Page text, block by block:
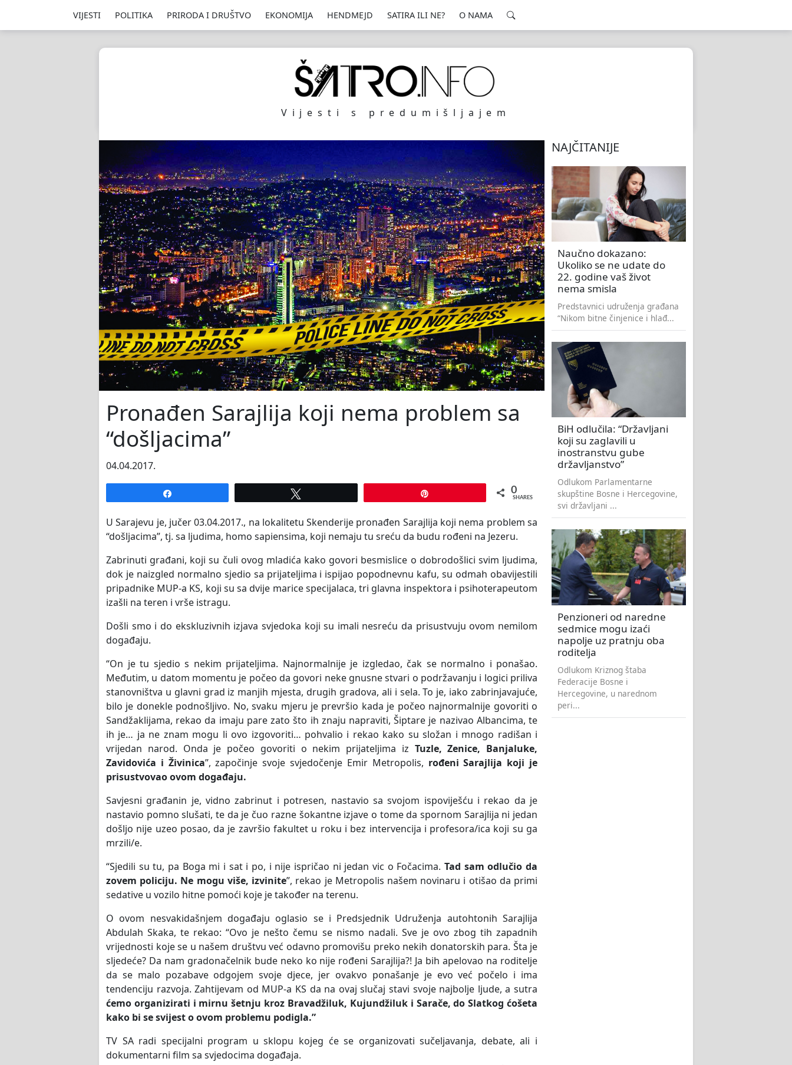
VIJESTI POLITIKA PRIRODA I DRUŠTVO EKONOMIJA HENDMEJD SATIRA ILI NE? O NAMA
Vijesti s predumišljajem
Pronađen Sarajlija koji nema problem sa
“došljacima”
04.04.2017.
0
SHARES
U Sarajevu je, jučer 03.04.2017., na lokalitetu Skenderije pronađen Sarajlija koji nema problem sa
“došljacima”, tj. sa ljudima, homo sapiensima, koji nemaju tu sreću da budu rođeni na Jezeru.
Zabrinuti građani, koji su čuli ovog mladića kako govori besmislice o dobrodošlici svim ljudima,
dok je naizgled normalno sjedio sa prijateljima i ispijao popodnevnu kafu, su odmah obavijestili
pripadnike MUP-a KS, koji su sa dvije marice specijalaca, tri glavna inspektora i psihoterapeutom
izašli na teren i vrše istragu.
Došli smo i do ekskluzivnih izjava svjedoka koji su imali nesreću da prisustvuju ovom nemilom
događaju.
“On je tu sjedio s nekim prijateljima. Najnormalnije je izgledao, čak se normalno i ponašao.
Međutim, u datom momentu je počeo da govori neke gnusne stvari o podržavanju i logici priliva
stanovništva u glavni grad iz manjih mjesta, drugih gradova, ali i sela. To je, iako zabrinjavajuće,
bilo je donekle podnošljivo. No, svaku mjeru je prevršio kada je počeo najnormalnije govoriti o
Sandžaklijama, rekao da imaju pare zato što ih znaju napraviti, Šiptare je nazivao Albancima, te
ih je… ja ne znam mogu li ovo izgovoriti… pohvalio i rekao kako su složan i mnogo radišan i
vrijedan narod. Onda je počeo govoriti o nekim prijateljima iz Tuzle, Zenice, Banjaluke,
Zavidovića i Živinica”, započinje svoje svjedočenje Emir Metropolis, rođeni Sarajlija koji je
prisustvovao ovom događaju.
Savjesni građanin je, vidno zabrinut i potresen, nastavio sa svojom ispoviješću i rekao da je
nastavio pomno slušati, te da je čuo razne šokantne izjave o tome da spornom Sarajlija ni jedan
došljo nije uzeo posao, da je završio fakultet u roku i bez intervencija i profesora/ica koji su ga
mrzili/e.
“Sjedili su tu, pa Boga mi i sat i po, i nije ispričao ni jedan vic o Fočacima. Tad sam odlučio da
zovem policiju. Ne mogu više, izvinite”, rekao je Metropolis našem novinaru i otišao da primi
sedative u vozilo hitne pomoći koje je također na terenu.
O ovom nesvakidašnjem događaju oglasio se i Predsjednik Udruženja autohtonih Sarajlija
Abdulah Skaka, te rekao: “Ovo je nešto čemu se nismo nadali. Sve je ovo zbog tih zapadnih
vrijednosti koje se u našem društvu već odavno promovišu preko nekih donatorskih para. Šta je
sljedeće? Da nam gradonačelnik bude neko ko nije rođeni Sarajlija?! Ja bih apelovao na roditelje
da se malo pozabave odgojem svoje djece, jer ovakvo ponašanje je evo već počelo i ima
tendenciju razvoja. Zahtijevam od MUP-a KS da na ovaj slučaj stavi svoje najbolje ljude, a sutra
ćemo organizirati i mirnu šetnju kroz Bravadžiluk, Kujundžiluk i Sarače, do Slatkog ćošeta
kako bi se svijest o ovom problemu podigla.”
TV SA radi specijalni program u sklopu kojeg će se organizovati sučeljavanja, debate, ali i
dokumentarni film sa svjedocima događaja.
NAJČITANIJE
Naučno dokazano:
Ukoliko se ne udate do
22. godine vaš život
nema smisla
Predstavnici udruženja građana
“Nikom bitne činjenice i hlađ...
BiH odlučila: “Državljani
koji su zaglavili u
inostranstvu gube
državljanstvo”
Odlukom Parlamentarne
skupštine Bosne i Hercegovine,
svi državljani ...
Penzioneri od naredne
sedmice mogu izaći
napolje uz pratnju oba
roditelja
Odlukom Kriznog štaba
Federacije Bosne i
Hercegovine, u narednom
peri...